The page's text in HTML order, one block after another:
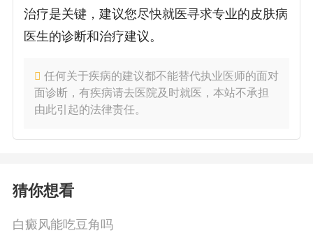
治疗是关键，建议您尽快就医寻求专业的皮肤病
医生的诊断和治疗建议。
任何关于疾病的建议都不能替代执业医师的面对
面诊断，有疾病请去医院及时就医，本站不承担
由此引起的法律责任。
猜你想看
白癜风能吃豆角吗